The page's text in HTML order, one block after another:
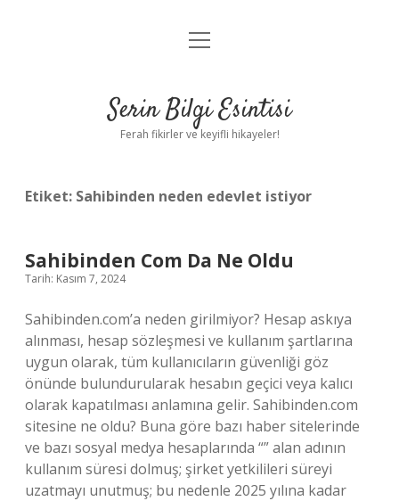
Anasayfa
Yasal Uyarı
menüyü
Serin Bilgi Esintisi
Ferah fikirler ve keyifli hikayeler!
Etiket: Sahibinden neden edevlet istiyor
Sahibinden Com Da Ne Oldu
Tarih: Kasım 7, 2024
Sahibinden.com’a neden girilmiyor? Hesap askıya
alınması, hesap sözleşmesi ve kullanım şartlarına
uygun olarak, tüm kullanıcıların güvenliği göz
önünde bulundurularak hesabın geçici veya kalıcı
olarak kapatılması anlamına gelir. Sahibinden.com
sitesine ne oldu? Buna göre bazı haber sitelerinde
ve bazı sosyal medya hesaplarında “” alan adının
kullanım süresi dolmuş; şirket yetkilileri süreyi
uzatmayı unutmuş; bu nedenle 2025 yılına kadar